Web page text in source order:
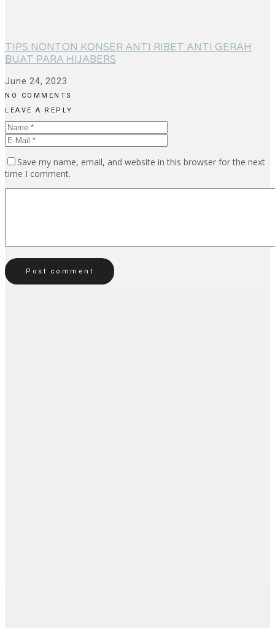
TIPS NONTON KONSER ANTI RIBET ANTI GERAH
BUAT PARA HIJABERS
June 24, 2023
NO COMMENTS
LEAVE A REPLY
Save my name, email, and website in this browser for the next
time I comment.